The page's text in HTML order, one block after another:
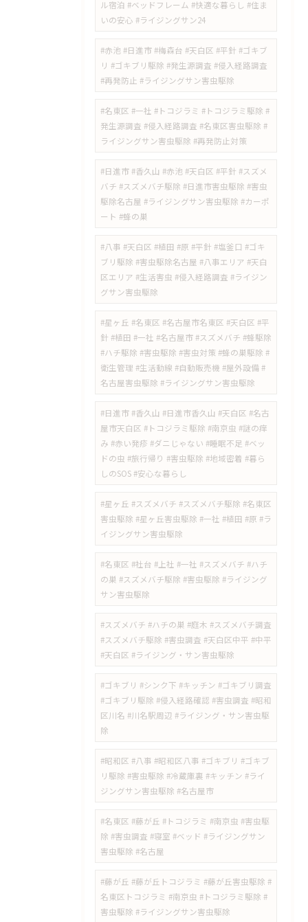
ル宿泊 #ベッドフレーム #快適な暮らし #住ま
いの安心 #ライジングサン24
#赤池 #日進市 #梅森台 #天白区 #平針 #ゴキブ
リ #ゴキブリ駆除 #発生源調査 #侵入経路調査
#再発防止 #ライジングサン害虫駆除
#名東区 #一社 #トコジラミ #トコジラミ駆除 #
発生源調査 #侵入経路調査 #名東区害虫駆除 #
ライジングサン害虫駆除 #再発防止対策
#日進市 #香久山 #赤池 #天白区 #平針 #スズメ
バチ #スズメバチ駆除 #日進市害虫駆除 #害虫
駆除名古屋 #ライジングサン害虫駆除 #カーポ
ート #蜂の巣
#八事 #天白区 #植田 #原 #平針 #塩釜口 #ゴキ
ブリ駆除 #害虫駆除名古屋 #八事エリア #天白
区エリア #生活害虫 #侵入経路調査 #ライジン
グサン害虫駆除
#星ヶ丘 #名東区 #名古屋市名東区 #天白区 #平
針 #植田 #一社 #名古屋市 #スズメバチ #蜂駆除
#ハチ駆除 #害虫駆除 #害虫対策 #蜂の巣駆除 #
衛生管理 #生活動線 #自動販売機 #屋外設備 #
名古屋害虫駆除 #ライジングサン害虫駆除
​#日進市 #香久山 #日進市香久山 #天白区 #名古
屋市天白区 #トコジラミ駆除 #南京虫 #謎の痒
み #赤い発疹 #ダニじゃない #睡眠不足 #ベッ
ドの虫 #旅行帰り #害虫駆除 #地域密着 #暮ら
しのSOS #安心な暮らし
#星ヶ丘 #スズメバチ #スズメバチ駆除 #名東区
害虫駆除 #星ヶ丘害虫駆除 #一社 #植田 #原 #ラ
イジングサン害虫駆除
#名東区 #社台 #上社 #一社 #スズメバチ #ハチ
の巣 #スズメバチ駆除 #害虫駆除 #ライジング
サン害虫駆除
#スズメバチ #ハチの巣 #庭木 #スズメバチ調査
#スズメバチ駆除 #害虫調査 #天白区中平 #中平
#天白区 #ライジング・サン害虫駆除
#ゴキブリ #シンク下 #キッチン #ゴキブリ調査
#ゴキブリ駆除 #侵入経路確認 #害虫調査 #昭和
区川名 #川名駅周辺 #ライジング・サン害虫駆
除
#昭和区 #八事 #昭和区八事 #ゴキブリ #ゴキブ
リ駆除 #害虫駆除 #冷蔵庫裏 #キッチン #ライ
ジングサン害虫駆除 #名古屋市
#名東区 #藤が丘 #トコジラミ #南京虫 #害虫駆
除 #害虫調査 #寝室 #ベッド #ライジングサン
害虫駆除 #名古屋
#藤が丘 #藤が丘トコジラミ #藤が丘害虫駆除 #
名東区トコジラミ #南京虫 #トコジラミ駆除 #
害虫駆除 #ライジングサン害虫駆除